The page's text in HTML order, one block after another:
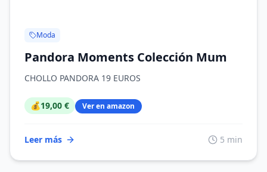
Moda
Pandora Moments Colección Mum
CHOLLO PANDORA 19 EUROS
💰19,00 € Ver en amazon
Leer más 5 min